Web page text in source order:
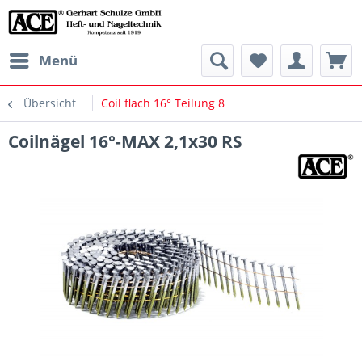
Menü
Übersicht Coil flach 16° Teilung 8
Coilnägel 16°-MAX 2,1x30 RS